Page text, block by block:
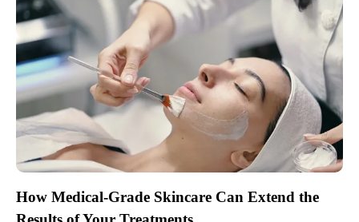
How Medical-Grade Skincare Can Extend the